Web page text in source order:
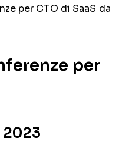
per CTO di SaaS da
per
2023